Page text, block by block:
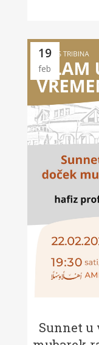
19
feb
Sunnet u